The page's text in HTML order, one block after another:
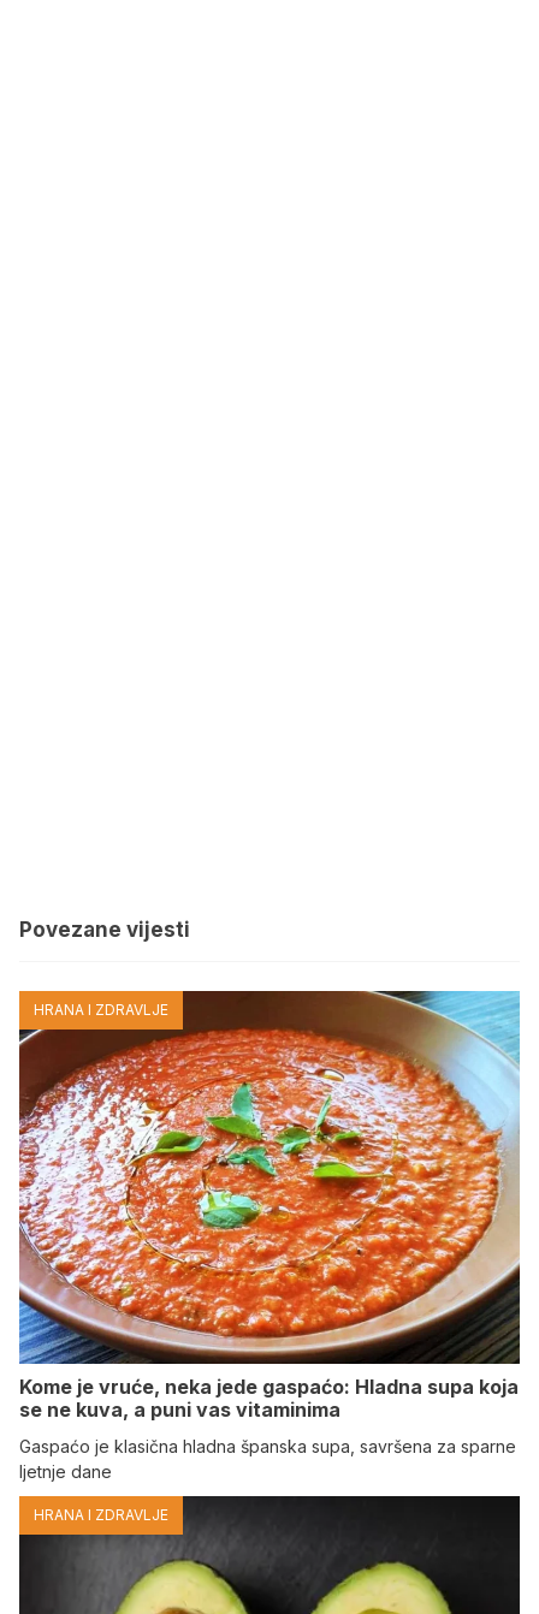
Povezane vijesti
HRANA I ZDRAVLJE
Kome je vruće, neka jede gaspaćo: Hladna supa koja
se ne kuva, a puni vas vitaminima
Gaspaćo je klasična hladna španska supa, savršena za sparne
ljetnje dane
HRANA I ZDRAVLJE